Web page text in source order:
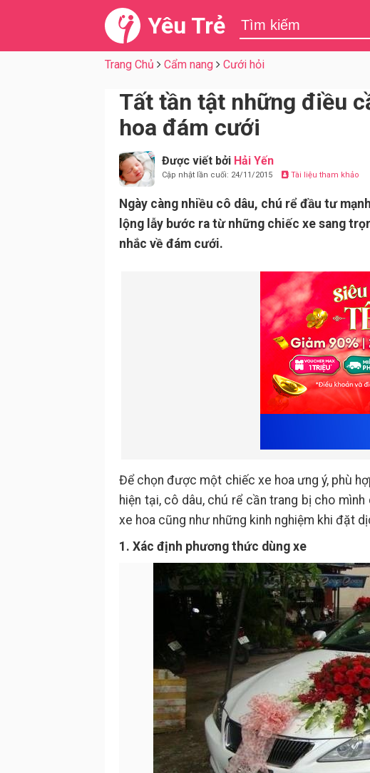
Yêu Trẻ
Trang Chủ Cẩm nang Cưới hỏi
Tất tần tật những điều
hoa đám cưới
Được viết bởi Hải Yến
Cập nhật lần cuối: 24/11/2015 Tài liệu tham khảo
Ngày càng nhiều cô dâu, chú rể đầu tư
lộng lẫy bước ra từ những chiếc xe sang
nhắc về đám cưới.
Để chọn được một chiếc xe hoa ưng ý, phù
hiện tại, cô dâu, chú rể cần trang bị cho
xe hoa cũng như những kinh nghiệm khi đặt
1. Xác định phương thức dùng xe